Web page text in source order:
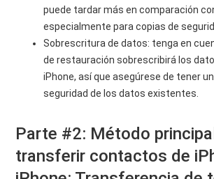
puede tardar más en comparación
especialmente para copias de
Sobrescritura de datos: tenga en
de restauración sobrescribirá los
iPhone, así que asegúrese de tener
seguridad de los datos existentes.
Parte #2: Método
transferir contactos de